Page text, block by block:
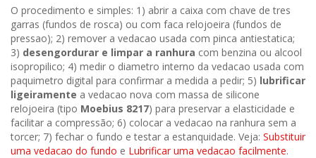
O procedimento e simples: 1) abrir a caixa com chave de tres
garras (fundos de rosca) ou com faca relojoeira (fundos de
pressao); 2) remover a vedacao usada com pinca antiestatica;
3) desengordurar e limpar a ranhura com benzina ou alcool
isopropilico; 4) medir o diametro interno da vedacao usada com
paquimetro digital para confirmar a medida a pedir; 5) lubrificar
ligeiramente a vedacao nova com massa de silicone
relojoeira (tipo Moebius 8217) para preservar a elasticidade e
facilitar a compressão; 6) colocar a vedacao na ranhura sem a
torcer; 7) fechar o fundo e testar a estanquidade. Veja: Substituir
uma vedacao do fundo e Lubrificar uma vedacao facilmente.